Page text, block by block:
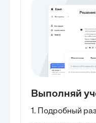
Выполняй
1. Подробный